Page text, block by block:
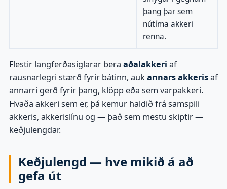
þang þar sem
nútíma akkeri
renna.
Flestir langferðasiglarar bera aðalakkeri af
rausnarlegri stærð fyrir bátinn, aukannars akkerisaf
annarri gerð fyrir þang, klöpp eða sem varpakkeri.
Hvaða akkeri sem er, þá kemur haldið frá samspili
akkeris, akkerislínu og — það sem mestu skiptir —
keðjulengdar.
Keðjulengd — hve mikið á að
gefa út